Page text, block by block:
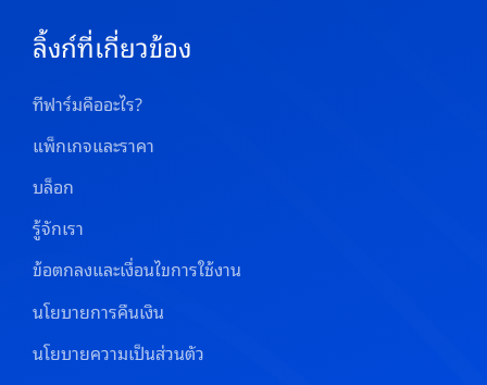
ลิ้งก์ที่เกี่ยวข้อง
ทีฟาร์มคืออะไร?
แพ็กเกจและราคา
บล็อก
รู้จักเรา
ข้อตกลงและเงื่อนไขการใช้งาน
นโยบายการคืนเงิน
นโยบายความเป็นส่วนตัว